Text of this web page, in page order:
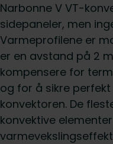
Narbonne V VT-
sidepaneler, men
Varmeprofilene er
er en avstand på 2
kompensere for
og for å sikre
konvektoren. De
konvektive